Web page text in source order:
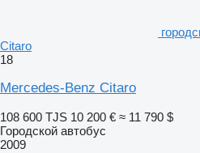
Citaro
18
Mercedes-Benz Citaro
108 600 TJS 10 200 € ≈ 11 790 $
Городской автобус
2009